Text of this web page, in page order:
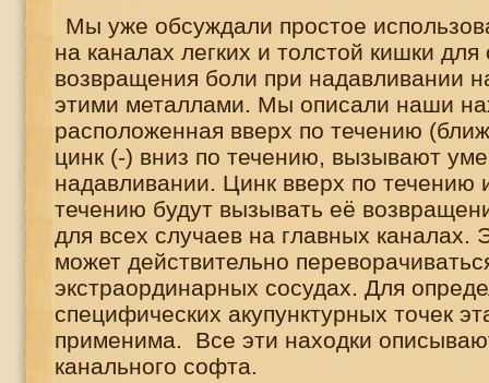
Мы уже обсуждали простое
на каналах легких и толстой кишки для
возвращения боли при надавливании
этими металлами. Мы описали наши
расположенная вверх по течению
цинк (-) вниз по течению, вызывают
надавливании. Цинк вверх по течению
течению будут вызывать её
для всех случаев на главных каналах.
может действительно
экстраординарных сосудах. Для
специфических акупунктурных точек
применима. Все эти находки
канального софта.